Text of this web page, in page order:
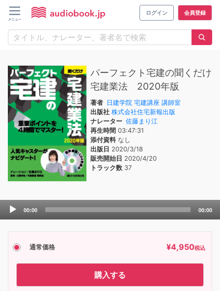
ログイン 会員登録
パーフェクト宅建の聞くだけ
宅建業法 2020年版
著者 日建学院 宅建講座 講師室
出版社 株式会社住宅新報出版
ナレーター 佐藤まり江
再生時間 03:47:31
添付資料なし
出版日 2020/3/18
販売開始日 2020/4/20
トラック数 37
Audio
00:00 00:00
通常価格 ¥4,950税込
購入する